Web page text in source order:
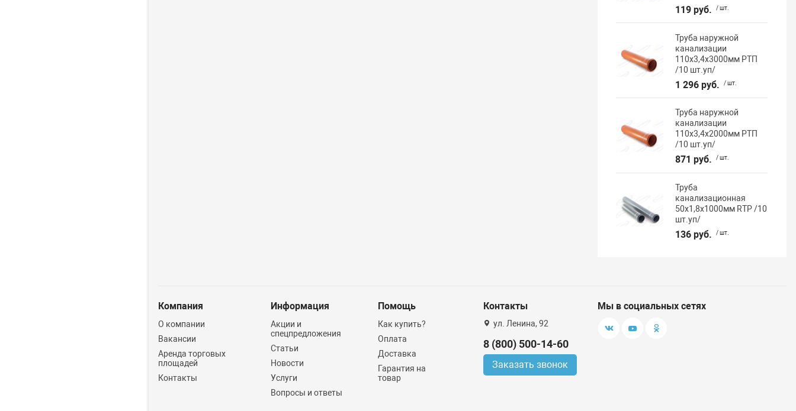
119 руб. / шт.
Труба наружной
канализации
110х3,4х3000мм РТП
/10 шт.уп/
1 296 руб. / шт.
Труба наружной
канализации
110х3,4х2000мм РТП
/10 шт.уп/
871 руб. / шт.
Труба
канализационная
50х1,8х1000мм RTP /10
шт.уп/
136 руб. / шт.
Компания
О компании
Вакансии
Аренда торговых
площадей
Контакты
Информация
Акции и
спецпредложения
Статьи
Новости
Услуги
Вопросы и ответы
Помощь
Как купить?
Оплата
Доставка
Гарантия на
товар
Контакты
ул. Ленина, 92
8 (800) 500-14-60
Заказать звонок
Мы в социальных сетях